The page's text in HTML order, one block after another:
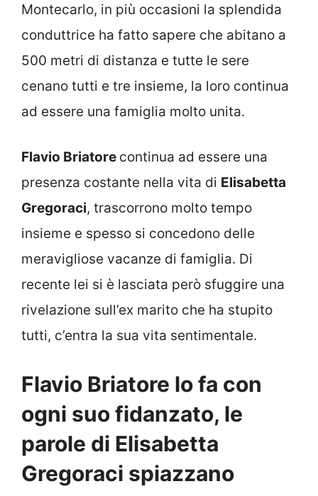
Montecarlo, in più occasioni la splendida
conduttrice ha fatto sapere che abitano a
500 metri di distanza e tutte le sere
cenano tutti e tre insieme, la loro continua
ad essere una famiglia molto unita.
Flavio Briatore continua ad essere una
presenza costante nella vita di Elisabetta
Gregoraci, trascorrono molto tempo
insieme e spesso si concedono delle
meravigliose vacanze di famiglia. Di
recente lei si è lasciata però sfuggire una
rivelazione sull’ex marito che ha stupito
tutti, c’entra la sua vita sentimentale.
Flavio Briatore lo fa con
ogni suo fidanzato, le
parole di Elisabetta
Gregoraci spiazzano